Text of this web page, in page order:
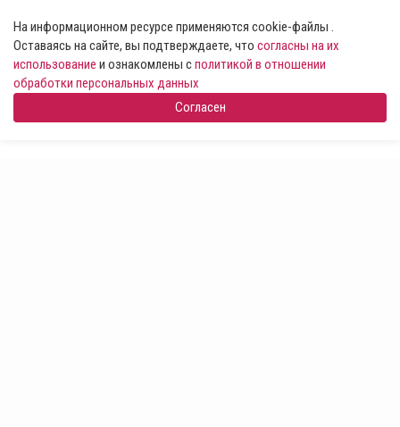
На информационном ресурсе применяются cookie-файлы .
Оставаясь на сайте, вы подтверждаете, что согласны на их
использование и ознакомлены сполитикой в отношении
обработки персональных данных
Согласен